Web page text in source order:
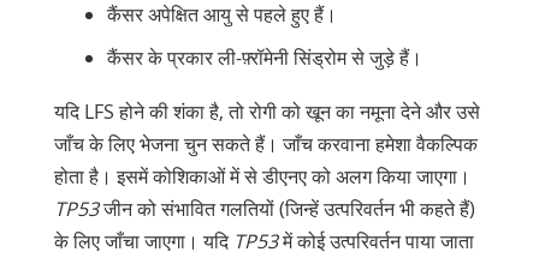
कैंसर अपेक्षित आयु से पहले हुए हैं।
कैंसर के प्रकार ली-फ़्रॉमेनी सिंड्रोम से जुड़े हैं।
यदि LFS होने की शंका है, तो रोगी को खून का नमूना देने और उसे
जाँच के लिए भेजना चुन सकते हैं। जाँच करवाना हमेशा वैकल्पिक
होता है। इसमें कोशिकाओं में से डीएनए को अलग किया जाएगा।
TP53जीन को संभावित गलतियों (जिन्हें उत्परिवर्तन भी कहते हैं)
के लिए जाँचा जाएगा। यदि TP53में कोई उत्परिवर्तन पाया जाता